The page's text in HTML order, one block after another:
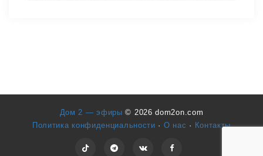
Дом 2 — эфиры© 2026 dom2on.com
Политика конфиденциальности · О нас · Контакты